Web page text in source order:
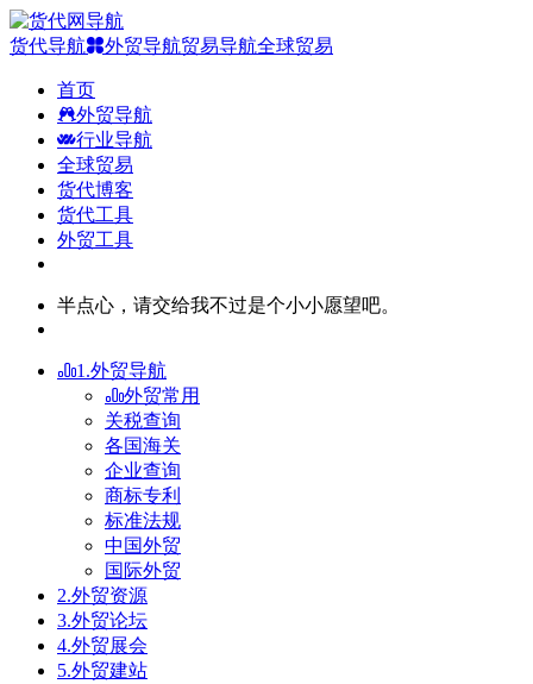
货代导航 外贸导航贸易导航全球贸易
首页
外贸导航
行业导航
全球贸易
货代博客
货代工具
外贸工具
半点心，请交给我不过是个小小愿望吧。
1.外贸导航
外贸常用
关税查询
各国海关
企业查询
商标专利
标准法规
中国外贸
国际外贸
2.外贸资源
3.外贸论坛
4.外贸展会
5.外贸建站